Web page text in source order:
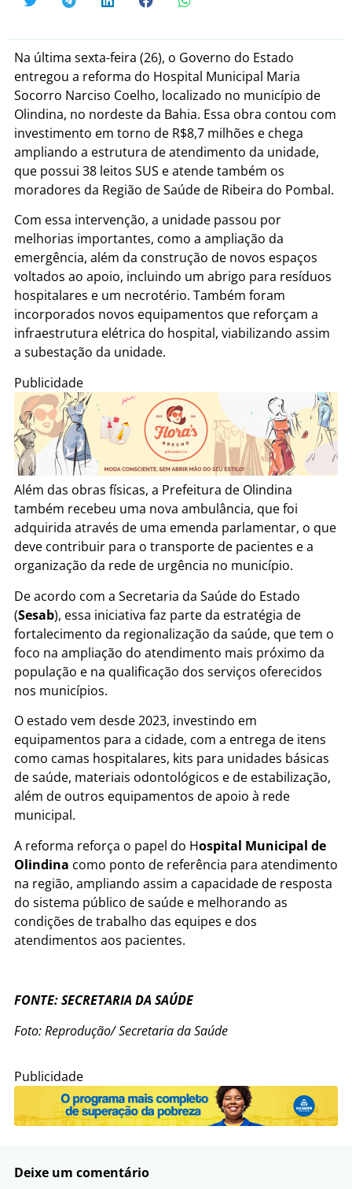
Na última sexta-feira (26), o Governo do Estado
entregou a reforma do Hospital Municipal Maria
Socorro Narciso Coelho, localizado no município de
Olindina, no nordeste da Bahia. Essa obra contou com
investimento em torno de R$8,7 milhões e chega
ampliando a estrutura de atendimento da unidade,
que possui 38 leitos SUS e atende também os
moradores da Região de Saúde de Ribeira do Pombal.
Com essa intervenção, a unidade passou por
melhorias importantes, como a ampliação da
emergência, além da construção de novos espaços
voltados ao apoio, incluindo um abrigo para resíduos
hospitalares e um necrotério. Também foram
incorporados novos equipamentos que reforçam a
infraestrutura elétrica do hospital, viabilizando assim
a subestação da unidade.
Publicidade
Além das obras físicas, a Prefeitura de Olindina
também recebeu uma nova ambulância, que foi
adquirida através de uma emenda parlamentar, o que
deve contribuir para o transporte de pacientes e a
organização da rede de urgência no município.
De acordo com a Secretaria da Saúde do Estado
(Sesab), essa iniciativa faz parte da estratégia de
fortalecimento da regionalização da saúde, que tem o
foco na ampliação do atendimento mais próximo da
população e na qualificação dos serviços oferecidos
nos municípios.
O estado vem desde 2023, investindo em
equipamentos para a cidade, com a entrega de itens
como camas hospitalares, kits para unidades básicas
de saúde, materiais odontológicos e de estabilização,
além de outros equipamentos de apoio à rede
municipal.
A reforma reforça o papel do Hospital Municipal de
Olindina como ponto de referência para atendimento
na região, ampliando assim a capacidade de resposta
do sistema público de saúde e melhorando as
condições de trabalho das equipes e dos
atendimentos aos pacientes.
FONTE: SECRETARIA DA SAÚDE
Foto: Reprodução/ Secretaria da Saúde
Publicidade
Deixe um comentário